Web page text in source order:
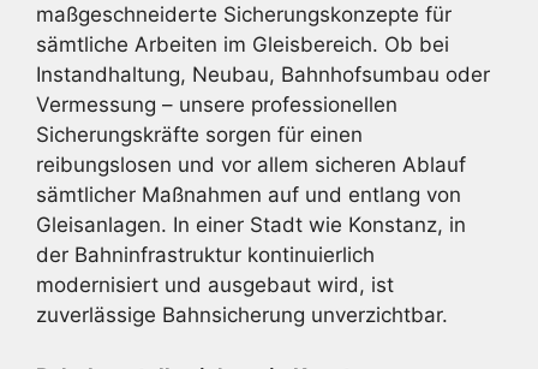
maßgeschneiderte Sicherungskonzepte für
sämtliche Arbeiten im Gleisbereich. Ob bei
Instandhaltung, Neubau, Bahnhofsumbau oder
Vermessung – unsere professionellen
Sicherungskräfte sorgen für einen
reibungslosen und vor allem sicheren Ablauf
sämtlicher Maßnahmen auf und entlang von
Gleisanlagen. In einer Stadt wie Konstanz, in
der Bahninfrastruktur kontinuierlich
modernisiert und ausgebaut wird, ist
zuverlässige Bahnsicherung unverzichtbar.